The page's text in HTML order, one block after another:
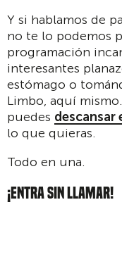
Y si hablamos de
no te lo podemos
programación
interesantes
estómago o
Limbo, aquí
puedes descansar
lo que quieras.
Todo en una.
¡ENTRA SIN LLAMAR!